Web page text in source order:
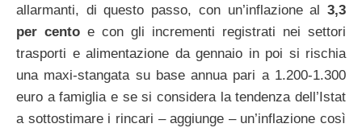
allarmanti, di questo passo, con un’inflazione al 3,3
per cento e con gli incrementi registrati nei settori
trasporti e alimentazione da gennaio in poi si rischia
una maxi-stangata su base annua pari a 1.200-1.300
euro a famiglia e se si considera la tendenza dell’Istat
a sottostimare i rincari – aggiunge – un’inflazione così